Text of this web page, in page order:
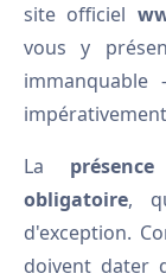
site officiel
vous y
La
obligatoire,
d'exception.
doivent dater